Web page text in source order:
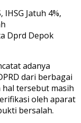
Jatuh 4%,
Dprd Depok
adanya
dari berbagai
tersebut masih
oleh aparat
bersalah.